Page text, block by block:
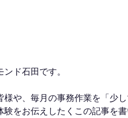
ド石田です。
や、毎月の事務作業を「少
をお伝えしたくこの記事を書